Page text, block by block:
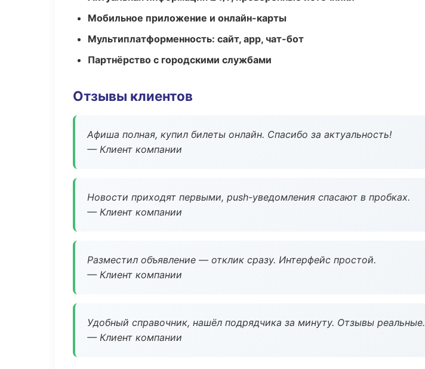
Мобильное приложение и онлайн-карты
Мультиплатформенность: сайт, app, чат-бот
Партнёрство с городскими службами
Отзывы клиентов
Афиша полная, купил билеты онлайн. Спасибо за актуальность!
— Клиент компании
Новости приходят первыми, push-уведомления спасают в пробках.
— Клиент компании
Разместил объявление — отклик сразу. Интерфейс простой.
— Клиент компании
Удобный справочник, нашёл подрядчика за минуту. Отзывы реальные.
— Клиент компании